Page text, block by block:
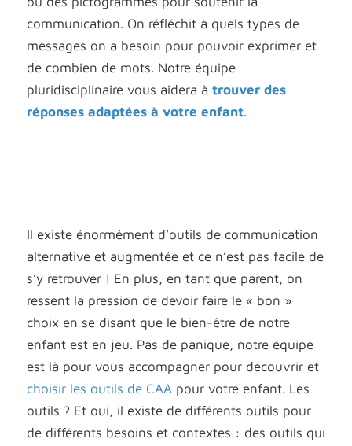
communication. On réfléchit à quels types de
messages on a besoin pour pouvoir exprimer et
de combien de mots. Notre équipe
pluridisciplinaire vous aidera à trouver des
réponses adaptées à votre enfant.
Il existe énormément d’outils de communication
alternative et augmentée et ce n’est pas facile de
s’y retrouver ! En plus, en tant que parent, on
ressent la pression de devoir faire le « bon »
choix en se disant que le bien-être de notre
enfant est en jeu. Pas de panique, notre équipe
est là pour vous accompagner pour découvrir et
choisir les outils de CAApour votre enfant. Les
outils ? Et oui, il existe de différents outils pour
de différents besoins et contextes : des outils qui